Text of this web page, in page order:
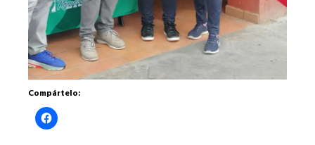
Compártelo:
Haz
clic